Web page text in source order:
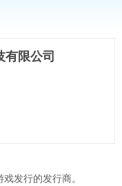
有限公司
发行的发行商。